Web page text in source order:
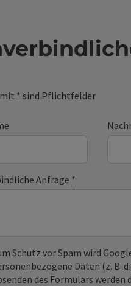
* sind Pflichtfelder
Anfrage *
Schutz vor Spam wird
Daten (z. B.
des Formulars